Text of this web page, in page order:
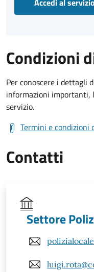
Condizioni
Per conoscere i dettagli
informazioni importanti,
servizio.
Termini e condizioni
Contatti
Settore